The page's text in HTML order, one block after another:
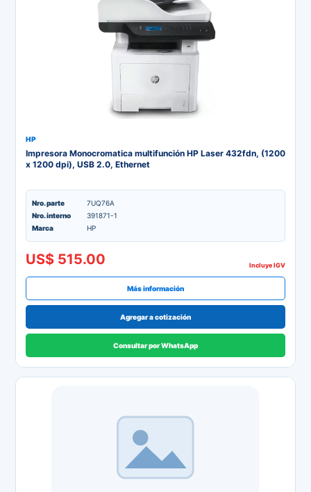
HP
Impresora Monocromatica multifunción HP Laser 432fdn, (1200
x 1200 dpi), USB 2.0, Ethernet
Nro. parte
7UQ76A
Nro. interno
391871-1
Marca
HP
US$ 515.00 Incluye IGV
Más información
Agregar a cotización
Consultar por WhatsApp